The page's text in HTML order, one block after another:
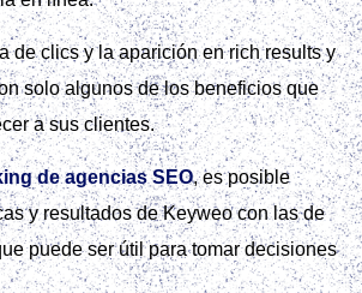
de clics y la aparición en rich results y
solo algunos de los beneficios que
a sus clientes.
de agencias SEO, es posible
y resultados de Keyweo con las de
puede ser útil para tomar decisiones